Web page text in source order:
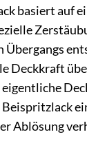
basiert auf
Übergangs
Deckkraft
Ablösung